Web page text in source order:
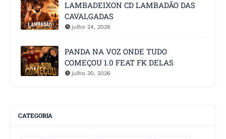
LAMBADEIXON CD LAMBADÃO DAS
CAVALGADAS
julho 24, 2026
PANDA NA VOZ ONDE TUDO
COMEÇOU 1.0 FEAT FK DELAS
julho 30, 2026
CATEGORIA